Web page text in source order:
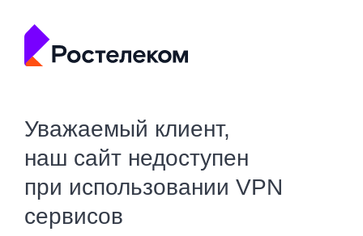
Уважаемый клиент,
наш сайт недоступен
при использовании VPN
сервисов